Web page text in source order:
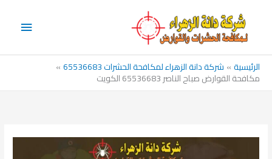
المحتوى
الرئيسية شركة دانة الزهراء لمكافحة الحشرات 65536683
مكافحة القوارض صباح الناصر 65536683 الكويت